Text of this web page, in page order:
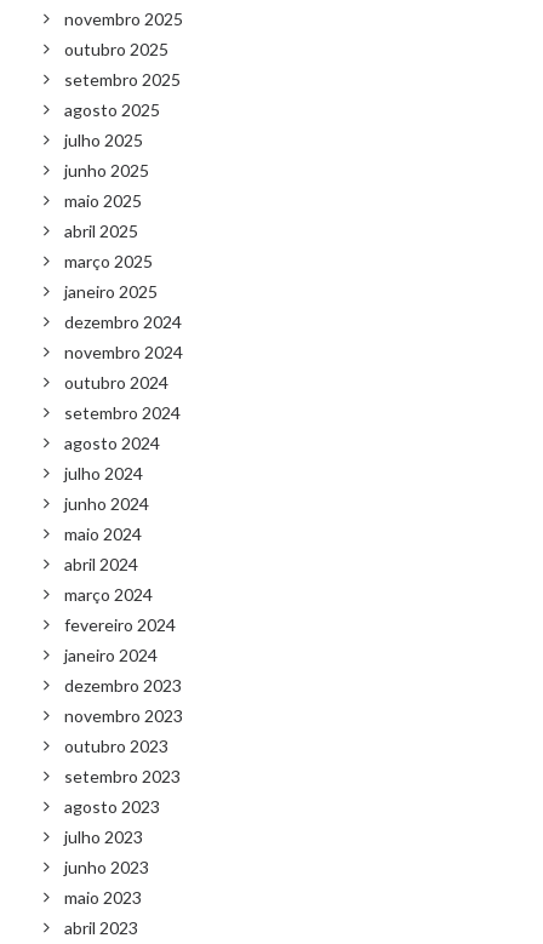
novembro 2025
outubro 2025
setembro 2025
agosto 2025
julho 2025
junho 2025
maio 2025
abril 2025
março 2025
janeiro 2025
dezembro 2024
novembro 2024
outubro 2024
setembro 2024
agosto 2024
julho 2024
junho 2024
maio 2024
abril 2024
março 2024
fevereiro 2024
janeiro 2024
dezembro 2023
novembro 2023
outubro 2023
setembro 2023
agosto 2023
julho 2023
junho 2023
maio 2023
abril 2023